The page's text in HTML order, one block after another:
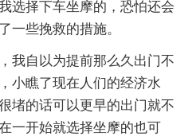
选择下车坐摩的，恐怕还会
一些挽救的措施。
我自以为提前那么久出门不
小瞧了现在人们的经济水
堵的话可以更早的出门就不
一开始就选择坐摩的也可